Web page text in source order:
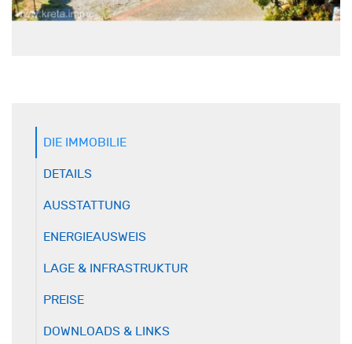
DIE IMMOBILIE
DETAILS
AUSSTATTUNG
ENERGIEAUSWEIS
LAGE & INFRASTRUKTUR
PREISE
DOWNLOADS & LINKS